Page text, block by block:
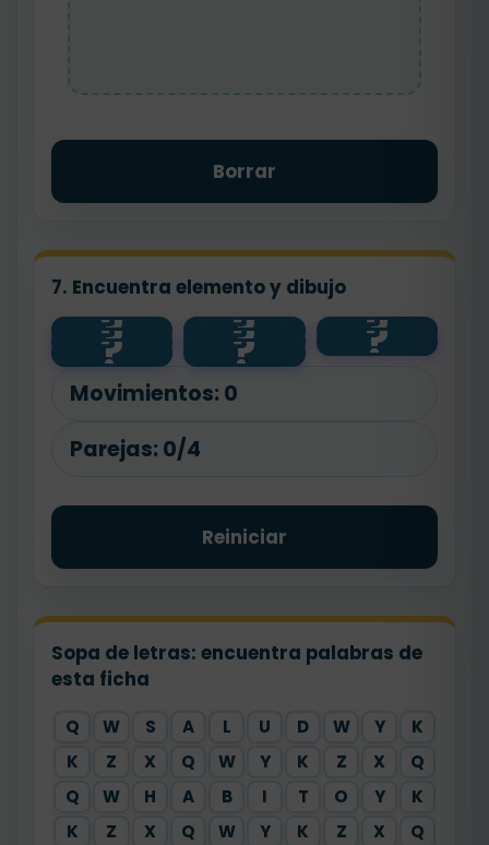
Borrar
7. Encuentra elemento y dibujo
?
🐾 ?
💧 ?
🧼
?
🌱 ?
salud ?
planta
?
agua ?
animal
Movimientos: 0
Parejas: 0/4
Reiniciar
Sopa de letras: encuentra palabras de
esta ficha
Q W S A L U D W Y
K
K
Z X Q W Y K Z X
Q
Q
W H A B I T O Y
K
K
Z X Q W Y K Z X
Q